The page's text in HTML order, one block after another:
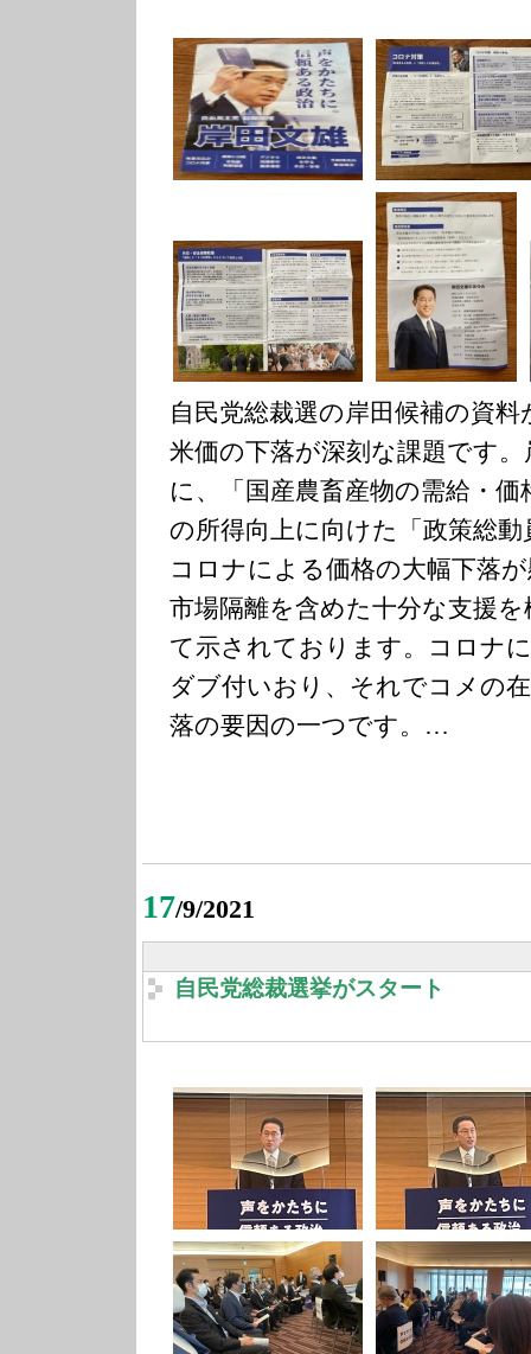
自民党総裁選の岸田候補の資
米価の下落が深刻な課題です
に、「国産農畜産物の需給・
の所得向上に向けた「政策総
コロナによる価格の大幅下落
市場隔離を含めた十分な支援
て示されております。コロナ
ダブ付いおり、それでコメの
落の要因の一つです。…
17/9/2021
自民党総裁選挙がスタート